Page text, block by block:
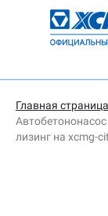
Главная страница
лизинг на xcmg-